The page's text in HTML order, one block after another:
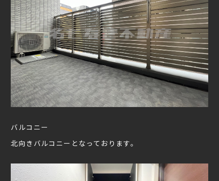
バルコニー
北向きバルコニーとなっております。